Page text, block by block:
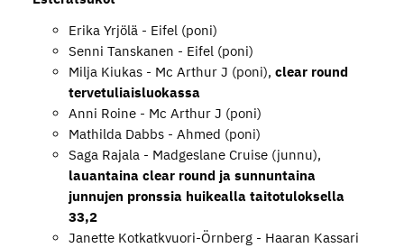
Erika Yrjölä - Eifel (poni)
Senni Tanskanen - Eifel (poni)
Milja Kiukas - Mc Arthur J (poni), clear round
tervetuliaisluokassa
Anni Roine - Mc Arthur J (poni)
Mathilda Dabbs - Ahmed (poni)
Saga Rajala - Madgeslane Cruise (junnu),
lauantaina clear round ja sunnuntaina
junnujen pronssia huikealla taitotuloksella
33,2
Janette Kotkatkvuori-Örnberg - Haaran Kassari